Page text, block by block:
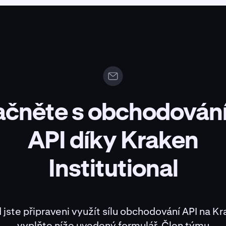
s
API díky Kraken
Institutional
jste připraveni využít sílu obchodování API na